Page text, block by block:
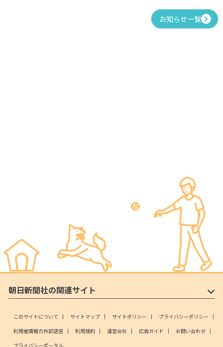
お知らせ一覧
朝日新聞社の関連サイト
このサイトについて サイトマップ サイトポリシー
プライバシーポリシー
利用者情報の外部送信
利用規約 運営会社 広告ガイド
お問い合わせ
プライバシーポータル